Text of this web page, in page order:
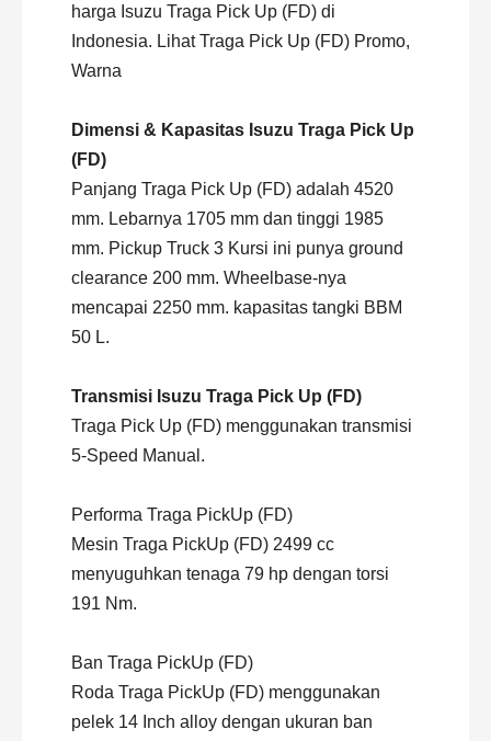
harga Isuzu Traga Pick Up (FD) di
Indonesia. Lihat Traga Pick Up (FD) Promo,
Warna
Dimensi & Kapasitas Isuzu Traga Pick Up
(FD)
Panjang Traga Pick Up (FD) adalah 4520
mm. Lebarnya 1705 mm dan tinggi 1985
mm. Pickup Truck 3 Kursi ini punya ground
clearance 200 mm. Wheelbase-nya
mencapai 2250 mm. kapasitas tangki BBM
50 L.
Transmisi Isuzu Traga Pick Up (FD)
Traga Pick Up (FD) menggunakan transmisi
5-Speed Manual.
Performa Traga PickUp (FD)
Mesin Traga PickUp (FD) 2499 cc
menyuguhkan tenaga 79 hp dengan torsi
191 Nm.
Ban Traga PickUp (FD)
Roda Traga PickUp (FD) menggunakan
pelek 14 Inch alloy dengan ukuran ban